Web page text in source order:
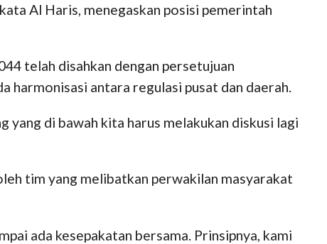
Al Haris, menegaskan posisi pemerintah
telah disahkan dengan persetujuan
harmonisasi antara regulasi pusat dan daerah.
yang di bawah kita harus melakukan diskusi lagi
tim yang melibatkan perwakilan masyarakat
ada kesepakatan bersama. Prinsipnya, kami